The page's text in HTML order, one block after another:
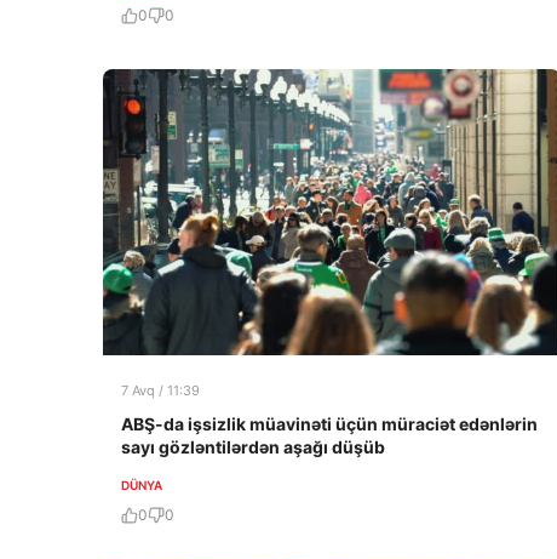
0 0
7 Avq / 11:39
ABŞ-da işsizlik müavinəti üçün müraciət edənlərin
sayı gözləntilərdən aşağı düşüb
DÜNYA
0 0